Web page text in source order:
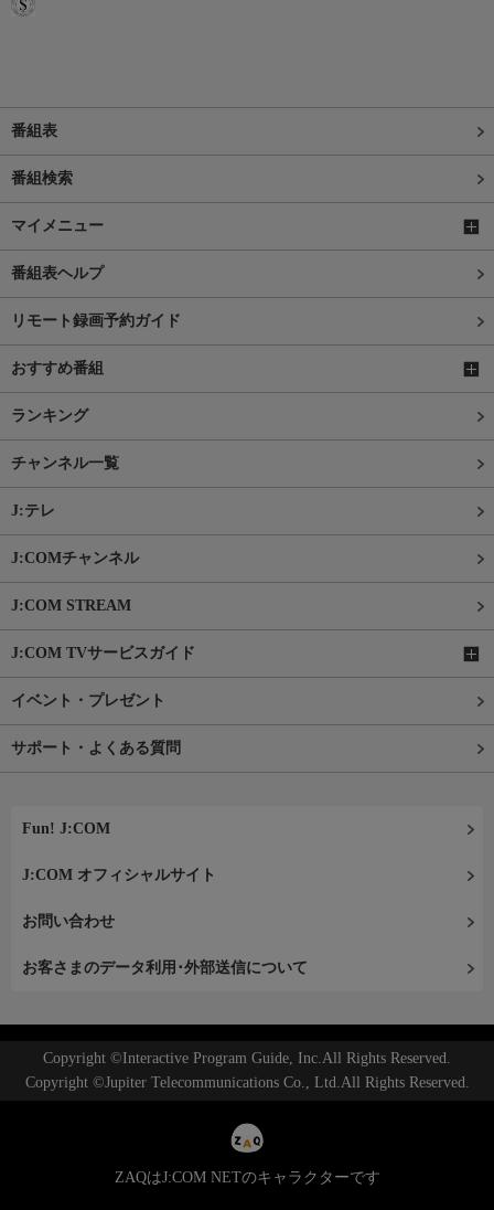
番組表
番組検索
マイメニュー
番組表ヘルプ
リモート録画予約ガイド
おすすめ番組
ランキング
チャンネル一覧
J:テレ
J:COMチャンネル
J:COM STREAM
J:COM TVサービスガイド
イベント・プレゼント
サポート・よくある質問
Fun! J:COM
J:COM オフィシャルサイト
お問い合わせ
お客さまのデータ利用･外部送信について
Copyright ©Interactive Program Guide, Inc.All Rights Reserved.
Copyright ©Jupiter Telecommunications Co., Ltd.All Rights Reserved.
ZAQはJ:COM NETのキャラクターです